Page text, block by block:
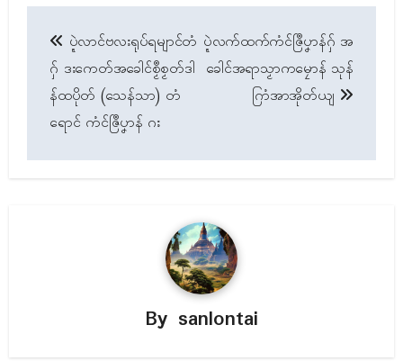
Post
navigation
ပ္ဍဲလာၚ်ဗလးရုပ်ရမျာၚ်တံ
ဂှ် ဒးကေတ်အခေါၚ်စၟဳစၟတ်ဒါ
န်ထပိုတ် (သေန်သာ) တံ
ရောၚ် ကံၚ်ဇြဳပၞာန် ဂး
ပ္ဍဲလက်ထက်ကံၚ်ဇြဳပၞာန်ဂှ် အ
ခေါၚ်အရာသၟာကမၠောန် သုန်
ဂြာံအာအိုတ်ယျ
By sanlontai